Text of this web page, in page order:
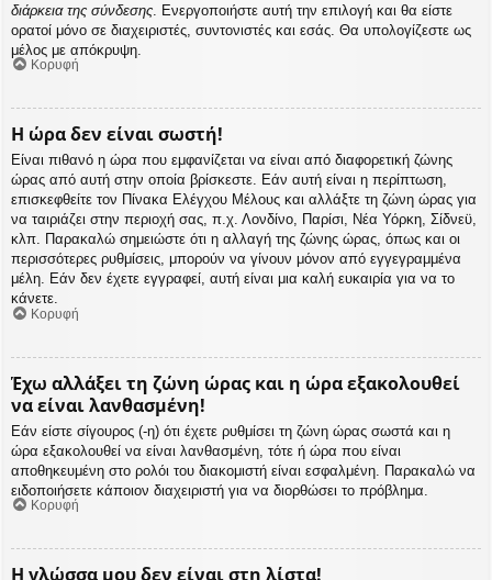
διάρκεια της σύνδεσης . Ενεργοποιήστε αυτή την επιλογή και θα είστε
ορατοί μόνο σε διαχειριστές, συντονιστές και εσάς. Θα υπολογίζεστε ως
μέλος με απόκρυψη.
Κορυφή
Η ώρα δεν είναι σωστή!
Είναι πιθανό η ώρα που εμφανίζεται να είναι από διαφορετική ζώνης
ώρας από αυτή στην οποία βρίσκεστε. Εάν αυτή είναι η περίπτωση,
επισκεφθείτε τον Πίνακα Ελέγχου Μέλους και αλλάξτε τη ζώνη ώρας για
να ταιριάζει στην περιοχή σας, π.χ. Λονδίνο, Παρίσι, Νέα Υόρκη, Σίδνεϋ,
κλπ. Παρακαλώ σημειώστε ότι η αλλαγή της ζώνης ώρας, όπως και οι
περισσότερες ρυθμίσεις, μπορούν να γίνουν μόνον από εγγεγραμμένα
μέλη. Εάν δεν έχετε εγγραφεί, αυτή είναι μια καλή ευκαιρία για να το
κάνετε.
Κορυφή
Έχω αλλάξει τη ζώνη ώρας και η ώρα εξακολουθεί
να είναι λανθασμένη!
Εάν είστε σίγουρος (-η) ότι έχετε ρυθμίσει τη ζώνη ώρας σωστά και η
ώρα εξακολουθεί να είναι λανθασμένη, τότε ή ώρα που είναι
αποθηκευμένη στο ρολόι του διακομιστή είναι εσφαλμένη. Παρακαλώ να
ειδοποιήσετε κάποιον διαχειριστή για να διορθώσει το πρόβλημα.
Κορυφή
Η γλώσσα μου δεν είναι στη λίστα!